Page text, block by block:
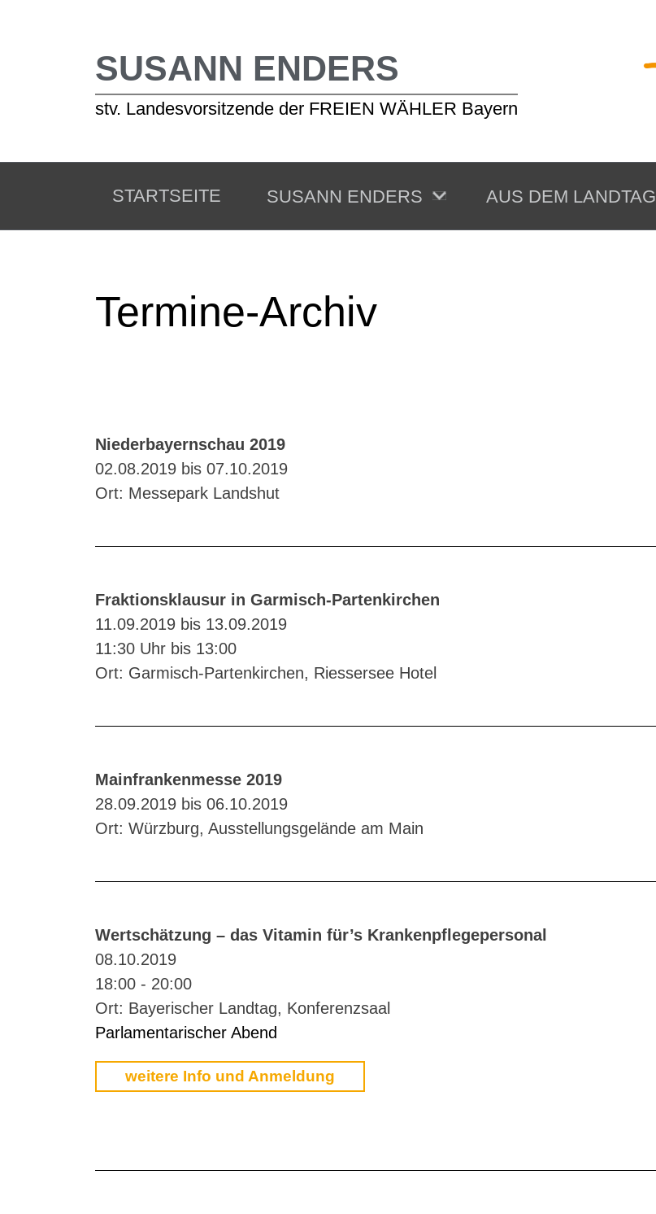
SUSANN ENDERS
stv. Landesvorsitzende der FREIEN WÄHLER Bayern
STARTSEITE SUSANN ENDERS AUS DEM LANDTAG
Termine-Archiv
Niederbayernschau 2019
02.08.2019 bis 07.10.2019
Ort: Messepark Landshut
Fraktionsklausur in Garmisch-Partenkirchen
11.09.2019 bis 13.09.2019
11:30 Uhr bis 13:00
Ort: Garmisch-Partenkirchen, Riessersee Hotel
Mainfrankenmesse 2019
28.09.2019 bis 06.10.2019
Ort: Würzburg, Ausstellungsgelände am Main
Wertschätzung – das Vitamin für’s Krankenpflegepersonal
08.10.2019
18:00 - 20:00
Ort: Bayerischer Landtag, Konferenzsaal
Parlamentarischer Abend
weitere Info und Anmeldung